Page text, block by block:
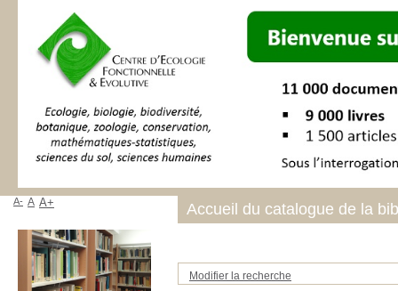
Modifier la recherche
Accueil du catalogue de la
A- A A+